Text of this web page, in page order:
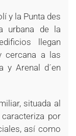
y la Punta des
urbana de la
llegan
cercana a las
y Arenal d´en
situada al
por
así como